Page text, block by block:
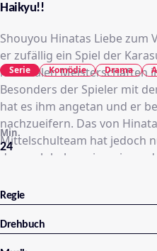
Haikyu!!
Shouyou Hinatas Liebe zum
er zufällig ein Spiel der
nationalen Meisterschaften
Besonders der Spieler mit
hat es ihm angetan und er
nachzueifern. Das von
Mittelschulteam hat jedoch
dennoch haben sie es
Bei ihrem ersten und
Team um Hinata von Tobio
dem Titel „König des Feldes“
24
Min.
Serie Komödie Drama
Regie
Drehbuch